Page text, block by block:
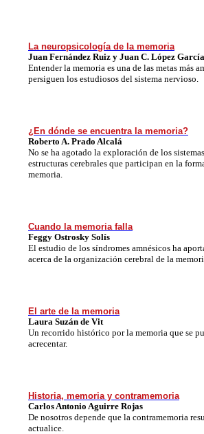
La neuropsicología de la memoria
Juan Fernández Ruiz y Juan C. López García
Entender la memoria es una de las metas más
persiguen los estudiosos del sistema nervioso.
¿En dónde se encuentra la memoria?
Roberto A. Prado Alcalá
No se ha agotado la exploración de los
estructuras cerebrales que participan en la
memoria.
Cuando la memoria falla
Feggy Ostrosky Solís
El estudio de los síndromes amnésicos ha
acerca de la organización cerebral de la
El arte de la memoria
Laura Suzán de Vit
Un recorrido histórico por la memoria que se
acrecentar.
Historia, memoria y contramemoria
Carlos Antonio Aguirre Rojas
De nosotros depende que la contramemoria
actualice.